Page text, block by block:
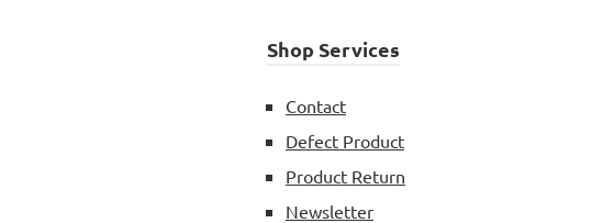
Shop Services
Contact
Defect Product
Product Return
Newsletter